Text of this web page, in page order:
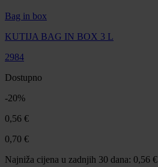
Bag in box
KUTIJA BAG IN BOX 3 L
2984
Dostupno
-20%
0,56 €
0,70 €
Najniža cijena u zadnjih 30 dana: 0,56 €